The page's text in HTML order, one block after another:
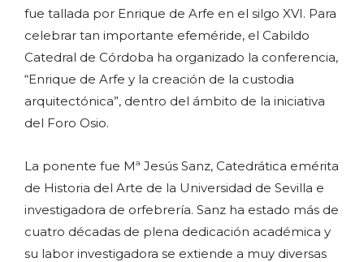
fue tallada por Enrique de Arfe en el silgo XVI. Para
celebrar tan importante efeméride, el Cabildo
Catedral de Córdoba ha organizado la conferencia,
“Enrique de Arfe y la creación de la custodia
arquitectónica”, dentro del ámbito de la iniciativa
del Foro Osio.
La ponente fue Mª Jesús Sanz, Catedrática emérita
de Historia del Arte de la Universidad de Sevilla e
investigadora de orfebrería. Sanz ha estado más de
cuatro décadas de plena dedicación académica y
su labor investigadora se extiende a muy diversas